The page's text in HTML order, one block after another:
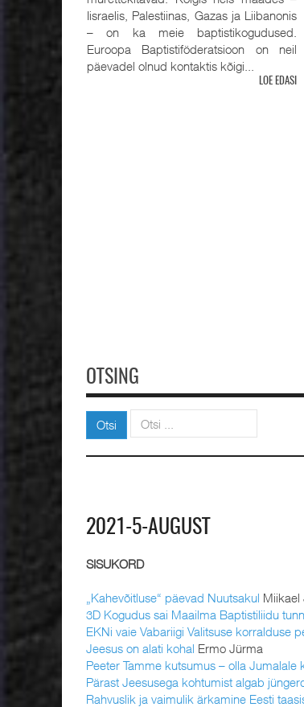
Iisraelis, Palestiinas, Gazas ja Liibanonis
– on ka meie baptistikogudused.
Euroopa Baptistiföderatsioon on neil
päevadel olnud kontaktis kõigi...
LOE EDASI
OTSING
Otsi Otsi
2021-5-AUGUST
SISUKORD
„Kahevõitluse“ päevad Nuutsakul Miikael
3D Kogudus sai Maailma Baptistiliidu
EKNi vaie Vabariigi Valitsuse korralduse
Jeesus on alati kohal Ermo Jürma
Peeter Tamme kutsumus – olla Jumalale
Pärast Jeesusega kohtumist algab
Rahvuslik ja vaimulik ärkamine Eesti